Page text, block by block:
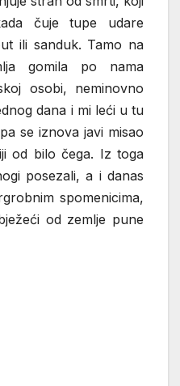
čuje tupe udare
ili sanduk. Tamo na
gomila po nama
osobi, neminovno
dana i mi leći u tu
se iznova javi misao
od bilo čega. Iz toga
posezali, a i danas
spomenicima,
od zemlje pune